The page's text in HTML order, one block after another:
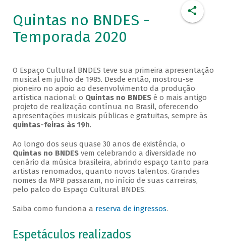
Quintas no BNDES -
Temporada 2020
O Espaço Cultural BNDES teve sua primeira apresentação
musical em julho de 1985. Desde então, mostrou-se
pioneiro no apoio ao desenvolvimento da produção
artística nacional: o Quintas no BNDESé o mais antigo
projeto de realização contínua no Brasil, oferecendo
apresentações musicais públicas e gratuitas, sempre às
quintas-feiras às 19h.
Ao longo dos seus quase 30 anos de existência, o
Quintas no BNDESvem celebrando a diversidade no
cenário da música brasileira, abrindo espaço tanto para
artistas renomados, quanto novos talentos. Grandes
nomes da MPB passaram, no início de suas carreiras,
pelo palco do Espaço Cultural BNDES.
Saiba como funciona a reserva de ingressos.
Espetáculos realizados